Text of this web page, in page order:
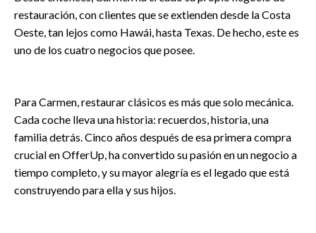
restauración, con clientes que se extienden desde la Costa
Oeste, tan lejos como Hawái, hasta Texas. De hecho, este es
uno de los cuatro negocios que posee.
Para Carmen, restaurar clásicos es más que solo mecánica.
Cada coche lleva una historia: recuerdos, historia, una
familia detrás. Cinco años después de esa primera compra
crucial en OfferUp, ha convertido su pasión en un negocio a
tiempo completo, y su mayor alegría es el legado que está
construyendo para ella y sus hijos.